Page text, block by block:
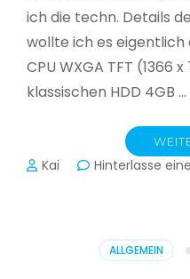
ich die techn. Details
wollte ich es
CPU WXGA TFT (1366
klassischen HDD 4GB …
Kai Hinterlasse
ALLGEMEIN